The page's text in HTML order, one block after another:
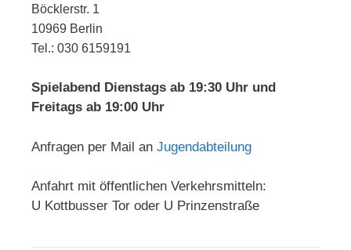
Böcklerstr. 1
10969 Berlin
Tel.: 030 6159191
Spielabend Dienstags ab 19:30 Uhr und
Freitags ab 19:00 Uhr
Anfragen per Mail an Jugendabteilung
Anfahrt mit öffentlichen Verkehrsmitteln:
U Kottbusser Tor oder U Prinzenstraße